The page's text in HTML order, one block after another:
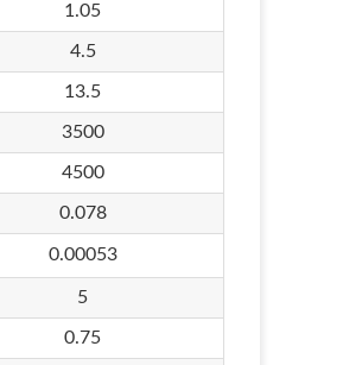
1.05
4.5
13.5
3500
4500
0.078
0.00053
5
0.75